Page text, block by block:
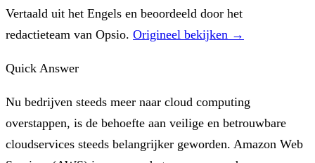
Vertaald uit het Engels en beoordeeld door het
redactieteam van Opsio. Origineel bekijken →
Quick Answer
Nu bedrijven steeds meer naar cloud computing
overstappen, is de behoefte aan veilige en betrouwbare
cloudservices steeds belangrijker geworden. Amazon Web